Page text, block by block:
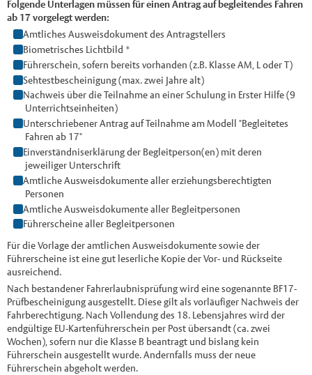
Folgende Unterlagen müssen für einen Antrag auf begleitendes Fahren
ab 17 vorgelegt werden:
Amtliches Ausweisdokument des Antragstellers
Biometrisches Lichtbild *
Führerschein, sofern bereits vorhanden (z.B. Klasse AM, L oder T)
Sehtestbescheinigung (max. zwei Jahre alt)
Nachweis über die Teilnahme an einer Schulung in Erster Hilfe (9
Unterrichtseinheiten)
Unterschriebener Antrag auf Teilnahme am Modell "Begleitetes
Fahren ab 17"
Einverständniserklärung der Begleitperson(en) mit deren
jeweiliger Unterschrift
Amtliche Ausweisdokumente aller erziehungsberechtigten
Personen
Amtliche Ausweisdokumente aller Begleitpersonen
Führerscheine aller Begleitpersonen
Für die Vorlage der amtlichen Ausweisdokumente sowie der
Führerscheine ist eine gut leserliche Kopie der Vor- und Rückseite
ausreichend.
Nach bestandener Fahrerlaubnisprüfung wird eine sogenannte BF17-
Prüfbescheinigung ausgestellt. Diese gilt als vorläufiger Nachweis der
Fahrberechtigung. Nach Vollendung des 18. Lebensjahres wird der
endgültige EU-Kartenführerschein per Post übersandt (ca. zwei
Wochen), sofern nur die Klasse B beantragt und bislang kein
Führerschein ausgestellt wurde. Andernfalls muss der neue
Führerschein abgeholt werden.